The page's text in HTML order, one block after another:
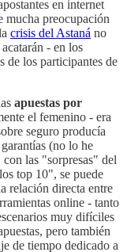
en internet
mucha preocupación
crisis del Astaná no
- en los
de los participantes de
apuestas por
el femenino - era
seguro producía
(no lo he
las "sorpresas" del
top 10", se puede
relación directa entre
online - tanto
muy difíciles
pero también
de tiempo dedicado a